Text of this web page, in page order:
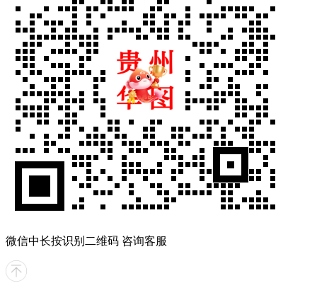
微信中长按识别二维码 咨询客服